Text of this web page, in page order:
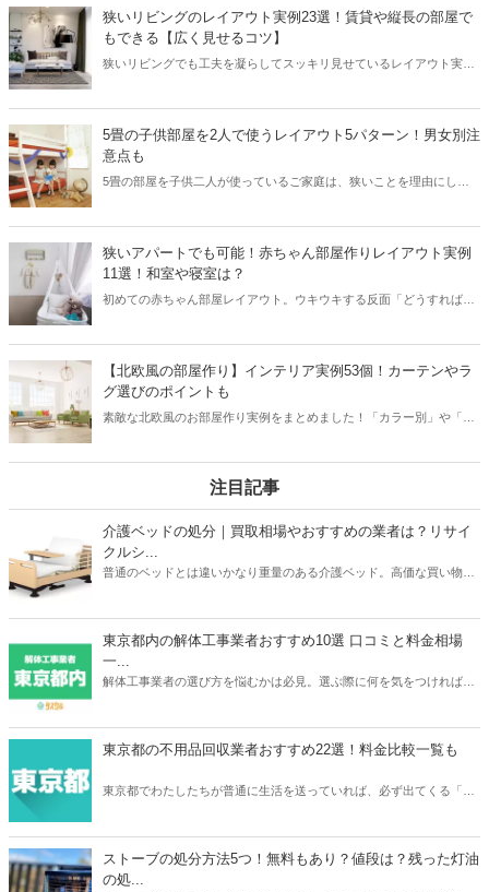
リで紹介しています。一人暮らしはもちろん、カップルでの同棲にも
役に立つレイアウト術がきっと見つかるはず！2Kでの快適な暮らしを
具体的にイメージできるようになりますよ。
狭いリビングのレイアウト実例23選！賃貸や縦長の部屋で
もできる【広く見せるコツ】
狭いリビングでも工夫を凝らしてスッキリ見せているレイアウト実例
しです！お手本となる実例を見つけて理想のリビングを目指しましょ
う。
5畳の子供部屋を2人で使うレイアウト5パターン！男女別注
意点も
5畳の部屋を子供二人が使っているご家庭は、狭いことを理由にして
まとめました。
狭いアパートでも可能！赤ちゃん部屋作りレイアウト実例
11選！和室や寝室は？
初めての赤ちゃん部屋レイアウト。ウキウキする反面「どうすれば赤
ちゃん部屋作りを始め、6畳和室を上手に使ったレイアウトなど、先
輩ママさんのおしゃれな実例を集めました！目にするだけでハッピー
日をより心地良いものにしましょう。
【北欧風の部屋作り】インテリア実例53個！カーテンやラ
グ選びのポイントも
素敵な北欧風のお部屋作り実例をまとめました！「カラー別」や「ラ
れますよ。お気に入りのインテリアに囲まれた素敵な北欧風のお部屋
注目記事
介護ベッドの処分｜買取相場やおすすめの業者は？リサイ
クルシ...
普通のベッドとは違いかなり重量のある介護ベッド。高価な買い物だ
相場や、おすすめの買取業者3つを紹介。リサイクルショップでの査
らいで売れるのか？確認してみてください。
東京都内の解体工事業者おすすめ10選 口コミと料金相場
一...
解体工事業者の選び方を悩むかは必見。選ぶ際に何を気をつければ良
で、しっかりと慎重に選べるよう準備しましょう。
東京都の不用品回収業者おすすめ22選！料金比較一覧も
東京都でわたしたちが普通に生活を送っていれば、必ず出てくる「不
を選ぶことで、不用品を便利でお得に処分をすることができますよ。
ストーブの処分方法5つ！無料もあり？値段は？残った灯油
の処...